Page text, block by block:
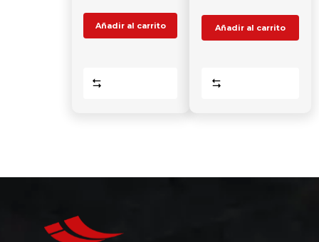
Añadir al carrito Añadir al carrito